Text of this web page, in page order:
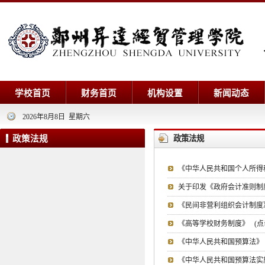
学校首页 财务首页 机构设置 新闻动态
2026年8月8日 星期六
政策法规 政策法规
《中华人民共和国个人所
关于印发《政府会计准则
《民间非营利组织会计制
《高等学校财务制度》 (
《中华人民共和国预算法》
《中华人民共和国预算法